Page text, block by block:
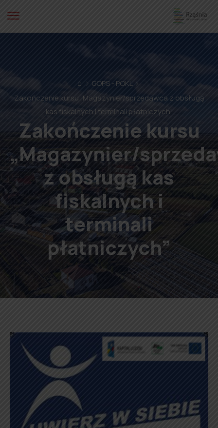
⌂
GOPS - POKL
Zakończenie kursu „Magazynier/sprzedawca z obsługą
kas fiskalnych i terminali płatniczych”
Zakończenie kursu
„Magazynier/
z obsługą kas
fiskalnych i
terminali
płatniczych”